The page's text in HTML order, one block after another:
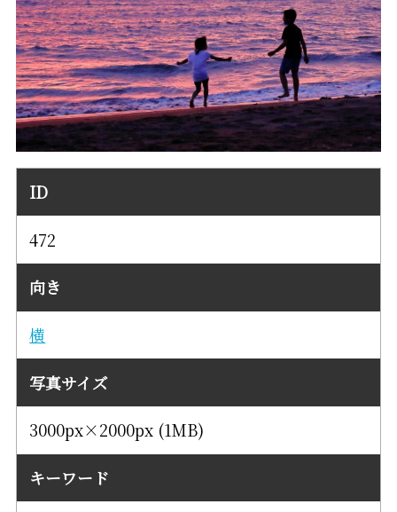
ID
472
向き
横
写真サイズ
3000px×2000px (1MB)
キーワード